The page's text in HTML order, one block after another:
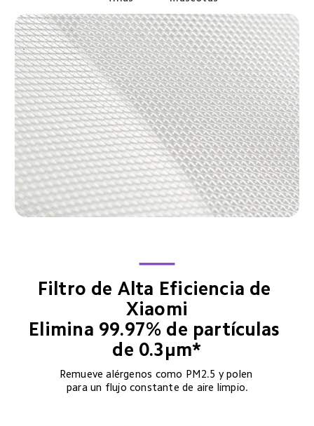
Filtro de Alta Eficiencia de
Xiaomi
Elimina 99.97% de partículas
de 0.3μm*
Remueve alérgenos como PM2.5 y polen
para un flujo constante de aire limpio.